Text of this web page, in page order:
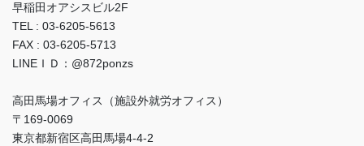
早稲田オアシスビル2F
TEL : 03-6205-5613
FAX : 03-6205-5713
LINEＩＤ：@872ponzs
高田馬場オフィス（施設外就労オフィス）
〒169-0069
東京都新宿区高田馬場4-4-2